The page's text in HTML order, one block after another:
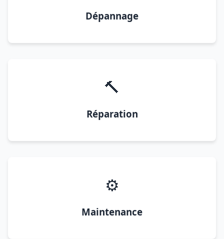
Dépannage
🔨
Réparation
⚙️
Maintenance